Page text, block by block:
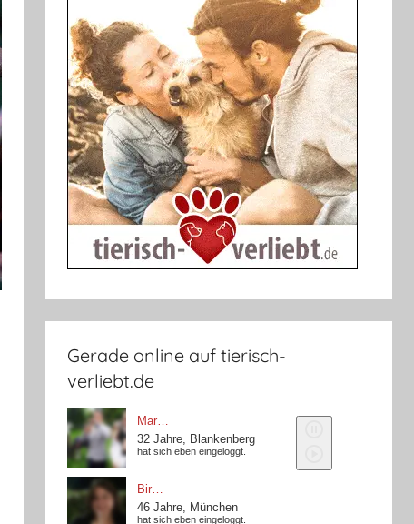
Gerade online auf tierisch-
verliebt.de